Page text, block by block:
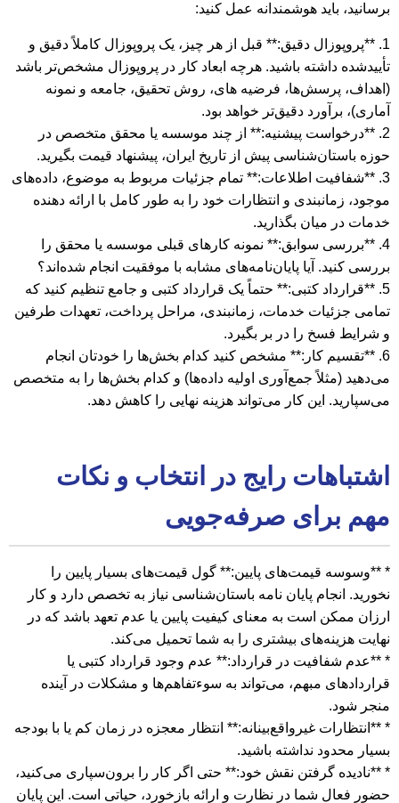
برسانید، باید هوشمندانه عمل کنید:
1. **پروپوزال دقیق:** قبل از هر چیز، یک پروپوزال کاملاً دقیق و
تأییدشده داشته باشید. هرچه ابعاد کار در پروپوزال مشخص‌تر باشد
(اهداف، پرسش‌ها، فرضیه های، روش تحقیق، جامعه و نمونه
آماری)، برآورد دقیق‌تر خواهد بود.
2. **درخواست پیشنیه:** از چند موسسه یا محقق متخصص در
حوزه باستان‌شناسی پیش از تاریخ ایران، پیشنهاد قیمت بگیرید.
3. **شفافیت اطلاعات:** تمام جزئیات مربوط به موضوع، داده‌های
موجود، زمانبندی و انتظارات خود را به طور کامل با ارائه دهنده
خدمات در میان بگذارید.
4. **بررسی سوابق:** نمونه کارهای قبلی موسسه یا محقق را
بررسی کنید. آیا پایان‌نامه‌های مشابه با موفقیت انجام شده‌اند؟
5. **قرارداد کتبی:** حتماً یک قرارداد کتبی و جامع تنظیم کنید که
تمامی جزئیات خدمات، زمانبندی، مراحل پرداخت، تعهدات طرفین
و شرایط فسخ را در بر بگیرد.
6. **تقسیم کار:** مشخص کنید کدام بخش‌ها را خودتان انجام
می‌دهید (مثلاً جمع‌آوری اولیه داده‌ها) و کدام بخش‌ها را به متخصص
می‌سپارید. این کار می‌تواند هزینه نهایی را کاهش دهد.
اشتباهات رایج در انتخاب و نکات
مهم برای صرفه‌جویی
* **وسوسه قیمت‌های پایین:** گول قیمت‌های بسیار پایین را
نخورید. انجام پایان نامه باستان‌شناسی نیاز به تخصص دارد و کار
ارزان ممکن است به معنای کیفیت پایین یا عدم تعهد باشد که در
نهایت هزینه‌های بیشتری را به شما تحمیل می‌کند.
* **عدم شفافیت در قرارداد:** عدم وجود قرارداد کتبی یا
قراردادهای مبهم، می‌تواند به سوءتفاهم‌ها و مشکلات در آینده
منجر شود.
* **انتظارات غیرواقع‌بینانه:** انتظار معجزه در زمان کم یا با بودجه
بسیار محدود نداشته باشید.
* **نادیده گرفتن نقش خود:** حتی اگر کار را برون‌سپاری می‌کنید،
حضور فعال شما در نظارت و ارائه بازخورد، حیاتی است. این پایان